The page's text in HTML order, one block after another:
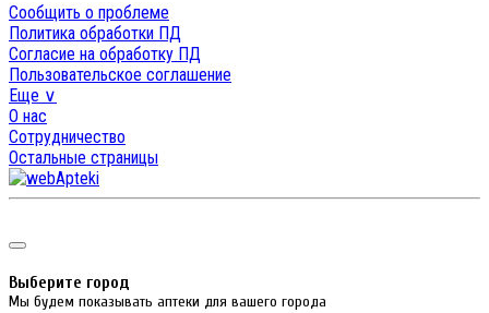
Сообщить о проблеме
Политика обработки ПД
Согласие на обработку ПД
Пользовательское соглашение
Еще ∨
О нас
Сотрудничество
Остальные страницы
Выберите город
Мы будем показывать аптеки для вашего города